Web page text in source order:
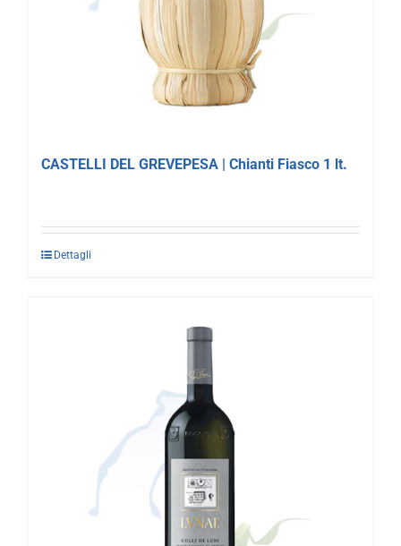
CASTELLI DEL GREVEPESA | Chianti Fiasco 1 lt.
Dettagli